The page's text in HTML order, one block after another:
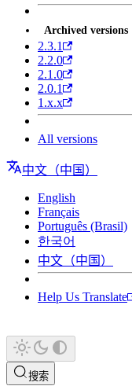
Archived versions
2.3.1
2.2.0
2.1.0
2.0.1
1.x.x
All versions
中文（中国）
English
Français
Português (Brasil)
한국어
中文（中国）
Help Us Translate
搜索